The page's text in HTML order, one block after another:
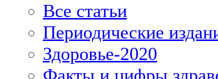
Все статьи
Периодические
Здоровье-2020